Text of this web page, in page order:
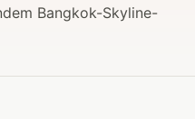
Bangkok-Skyline-